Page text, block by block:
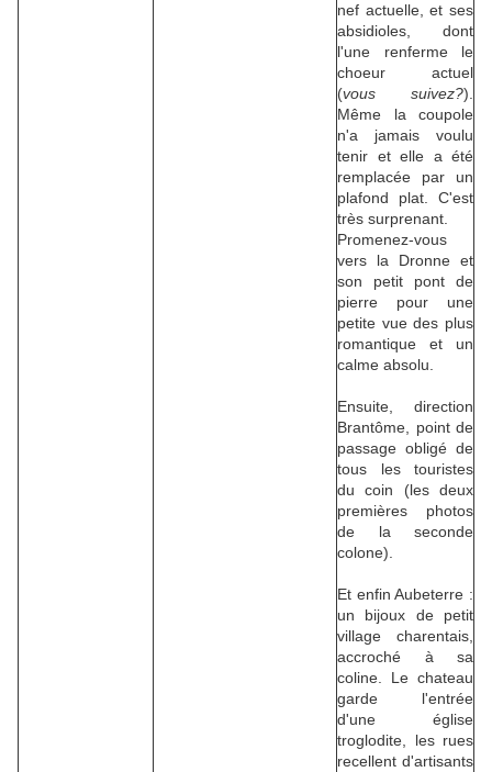
nef actuelle, et ses
absidioles, dont
l'une renferme le
choeur actuel
(vous suivez?).
Même la coupole
n'a jamais voulu
tenir et elle a été
remplacée par un
plafond plat. C'est
très surprenant.
Promenez-vous
vers la Dronne et
son petit pont de
pierre pour une
petite vue des plus
romantique et un
calme absolu.
Ensuite, direction
Brantôme, point de
passage obligé de
tous les touristes
du coin (les deux
premières photos
de la seconde
colone).
Et enfin Aubeterre :
un bijoux de petit
village charentais,
accroché à sa
coline. Le chateau
garde l'entrée
d'une église
troglodite, les rues
recellent d'artisants